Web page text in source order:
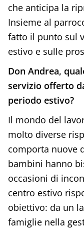
che anticipa la
Insieme al
fatto il punto sul
estivo e sulle
Don Andrea,
servizio offerto
periodo estivo?
Il mondo del
molto diverse
comporta nuove
bambini hanno
occasioni di
centro estivo
obiettivo: da un
famiglie nella